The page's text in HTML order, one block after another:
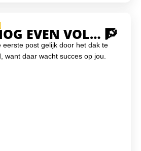
EVEN VOL… 🧗
eerste post gelijk door het dak te
want daar wacht succes op jou.